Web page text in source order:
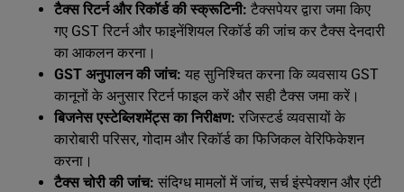
टैक्स रिटर्न और रिकॉर्ड की स्क्रूटिनी: टैक्सपेयर द्वारा जमा किए
गए GST रिटर्न और फाइनेंशियल रिकॉर्ड की जांच कर टैक्स देनदारी
का आकलन करना।
GST अनुपालन की जांच: यह सुनिश्चित करना कि व्यवसाय GST
कानूनों के अनुसार रिटर्न फाइल करें और सही टैक्स जमा करें।
बिजनेस एस्टेब्लिशमेंट्स का निरीक्षण: रजिस्टर्ड व्यवसायों के
कारोबारी परिसर, गोदाम और रिकॉर्ड का फिजिकल वेरिफिकेशन
करना।
टैक्स चोरी की जांच: संदिग्ध मामलों में जांच, सर्च इंस्पेक्शन और एंटी